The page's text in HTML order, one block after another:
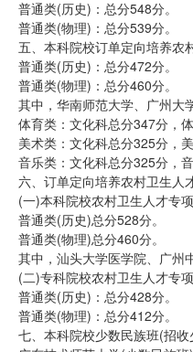
普通类(历史)：总分548分。
普通类(物理)：总分539分。
五、本科院校订单定向培养农
普通类(历史)：总分472分。
普通类(物理)：总分460分。
其中，华南师范大学、广州大
体育类：文化科总分347分，
美术类：文化科总分325分，
音乐类：文化科总分325分，
六、订单定向培养农村卫生人
(一)本科院校农村卫生人才专
普通类(历史)总分528分。
普通类(物理)总分460分。
其中，汕头大学医学院、广州
(二)专科院校农村卫生人才专
普通类(历史)：总分428分。
普通类(物理)：总分412分。
七、本科院校少数民族班(招